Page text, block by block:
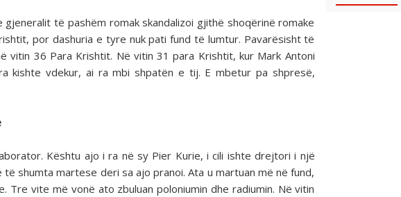
të pashëm romak skandalizoi gjithë shoqërinë romake
por dashuria e tyre nuk pati fund të lumtur. Pavarësisht të
vitin 36 Para Krishtit. Në vitin 31 para Krishtit, kur Mark Antoni
kishte vdekur, ai ra mbi shpatën e tij. E mbetur pa shpresë,
Kështu ajo i ra në sy Pier Kurie, i cili ishte drejtori i një
shumta martese deri sa ajo pranoi. Ata u martuan më në fund,
vite më vonë ato zbuluan poloniumin dhe radiumin. Në vitin